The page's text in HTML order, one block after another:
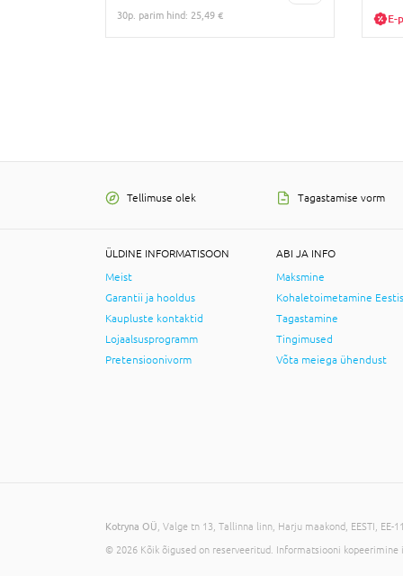
30p. parim hind: 25,49 € E-
Tellimuse olek Tagastamise vorm
ÜLDINE INFORMATISOON
Meist
Garantii ja hooldus
Kaupluste kontaktid
Lojaalsusprogramm
Pretensioonivorm
ABI JA INFO
Maksmine
Kohaletoimetamine Eestis
Tagastamine
Tingimused
Võta meiega ühendust
Kotryna OÜ , Valge tn 13, Tallinna linn, Harju maakond, EESTI,
© 2026 Kõik õigused on reserveeritud. Informatsiooni